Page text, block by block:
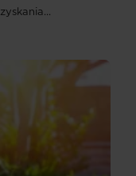
i zniszczoną po